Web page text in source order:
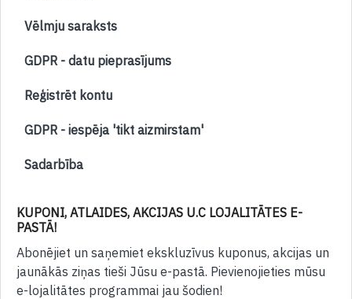
Vēlmju saraksts
GDPR - datu pieprasījums
Reģistrēt kontu
GDPR - iespēja 'tikt aizmirstam'
Sadarbība
KUPONI, ATLAIDES, AKCIJAS U.C LOJALITĀTES E-
PASTĀ!
Abonējiet un saņemiet ekskluzīvus kuponus, akcijas un
jaunākās ziņas tieši Jūsu e-pastā. Pievienojieties mūsu
e-lojalitātes programmai jau šodien!